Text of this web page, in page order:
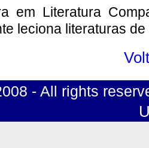
em Literatura
leciona literaturas
- All rights